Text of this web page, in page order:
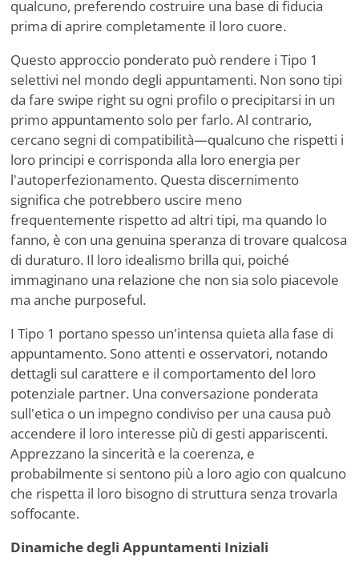
qualcuno, preferendo costruire una base di fiducia
prima di aprire completamente il loro cuore.
Questo approccio ponderato può rendere i Tipo 1
selettivi nel mondo degli appuntamenti. Non sono tipi
da fare swipe right su ogni profilo o precipitarsi in un
primo appuntamento solo per farlo. Al contrario,
cercano segni di compatibilità—qualcuno che rispetti i
loro principi e corrisponda alla loro energia per
l'autoperfezionamento. Questa discernimento
significa che potrebbero uscire meno
frequentemente rispetto ad altri tipi, ma quando lo
fanno, è con una genuina speranza di trovare qualcosa
di duraturo. Il loro idealismo brilla qui, poiché
immaginano una relazione che non sia solo piacevole
ma anche purposeful.
I Tipo 1 portano spesso un'intensa quieta alla fase di
appuntamento. Sono attenti e osservatori, notando
dettagli sul carattere e il comportamento del loro
potenziale partner. Una conversazione ponderata
sull'etica o un impegno condiviso per una causa può
accendere il loro interesse più di gesti appariscenti.
Apprezzano la sincerità e la coerenza, e
probabilmente si sentono più a loro agio con qualcuno
che rispetta il loro bisogno di struttura senza trovarla
soffocante.
Dinamiche degli Appuntamenti Iniziali